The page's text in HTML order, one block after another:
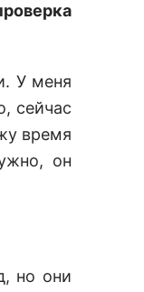
У меня
сейчас
время
он
но они